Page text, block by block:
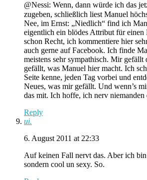
@Nessi: Wenn, dann würde ich das
zugeben, schließlich liest Manuel
Nee, im Ernst: „Niedlich“ find ich
eigentlich ein blödes Attribut für einen
schon Recht, ich kommentiere hier
auch gerne auf Facebook. Ich finde
meistens sehr sympathisch. Mir gefällt
gefällt, was Manuel hier macht. Ich
Seite kenne, jeden Tag vorbei und
Neues, was mir gefällt. Und wenn’s
das mit. Ich hoffe, ich nerv niemanden
Reply
ui.
6. August 2011 at 22:33
Auf keinen Fall nervt das. Aber ich
sondern cool un sexy. So.